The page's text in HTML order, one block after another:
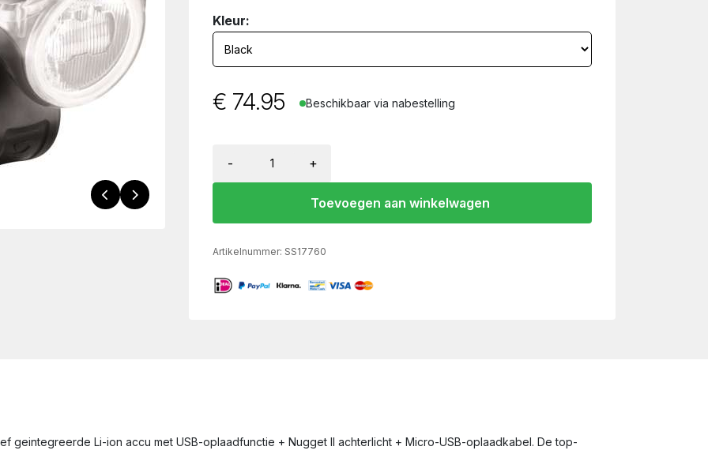
Kleur:
€ 74.95 Beschikbaar via nabestelling
- +
Toevoegen aan winkelwagen
Artikelnummer: SS17760
geintegreerde Li-ion accu met USB-oplaadfunctie + Nugget II achterlicht + Micro-USB-oplaadkabel. De top-